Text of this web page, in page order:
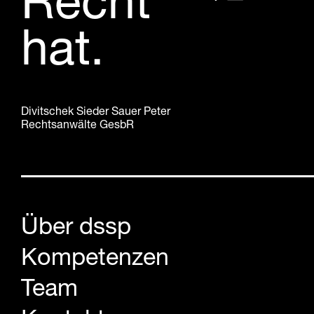
Divitschek Sieder Sauer Peter
Rechtsanwälte GesbR
hat.
Über dssp
Kompetenzen
Team